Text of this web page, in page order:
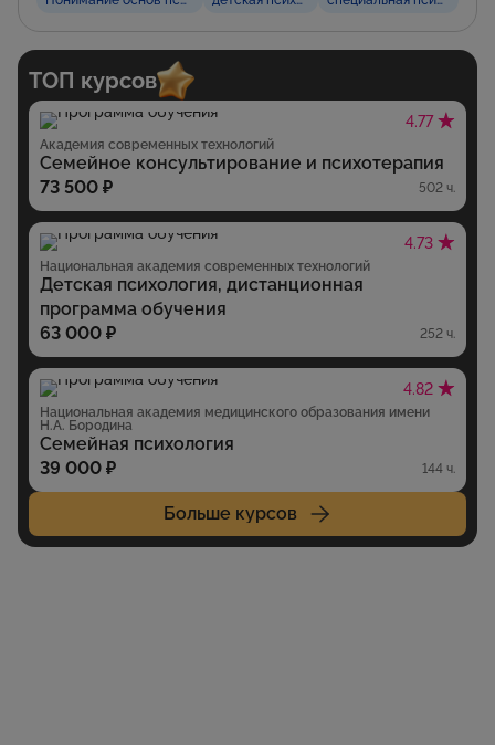
ТОП курсов
4.77
Академия современных технологий
Семейное консультирование и психотерапия
73 500 ₽
502 ч.
4.73
Национальная академия современных технологий
Детская психология, дистанционная
программа обучения
63 000 ₽
252 ч.
4.82
Национальная академия медицинского образования имени
Н.А. Бородина
Семейная психология
39 000 ₽
144 ч.
Больше курсов